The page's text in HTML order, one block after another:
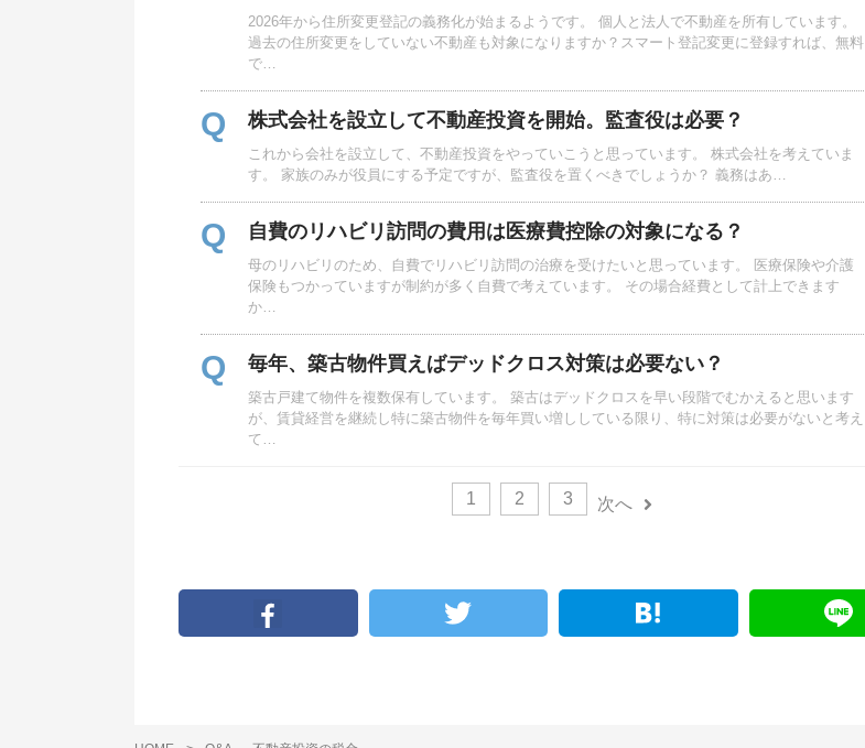
2026年から住所変更登記の義務化が始まるようです。 個人と法人で不動産を所有しています。
過去の住所変更をしていない不動産も対象になりますか？スマート登記変更に登録すれば、無料
で…
Q 株式会社を設立して不動産投資を開始。監査役は必要？
これから会社を設立して、不動産投資をやっていこうと思っています。 株式会社を考えていま
す。 家族のみが役員にする予定ですが、監査役を置くべきでしょうか？ 義務はあ…
Q 自費のリハビリ訪問の費用は医療費控除の対象になる？
母のリハビリのため、自費でリハビリ訪問の治療を受けたいと思っています。 医療保険や介護
保険もつかっていますが制約が多く自費で考えています。 その場合経費として計上できます
か…
Q 毎年、築古物件買えばデッドクロス対策は必要ない？
築古戸建て物件を複数保有しています。 築古はデッドクロスを早い段階でむかえると思います
が、賃貸経営を継続し特に築古物件を毎年買い増ししている限り、特に対策は必要がないと考え
て…
1 2 3 次へ